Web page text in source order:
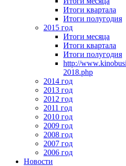
Итоги квартала
Итоги полугодия
2015 год
Итоги месяца
Итоги квартала
Итоги полугодия
http://
2018.php
2014 год
2013 год
2012 год
2011 год
2010 год
2009 год
2008 год
2007 год
2006 год
Новости